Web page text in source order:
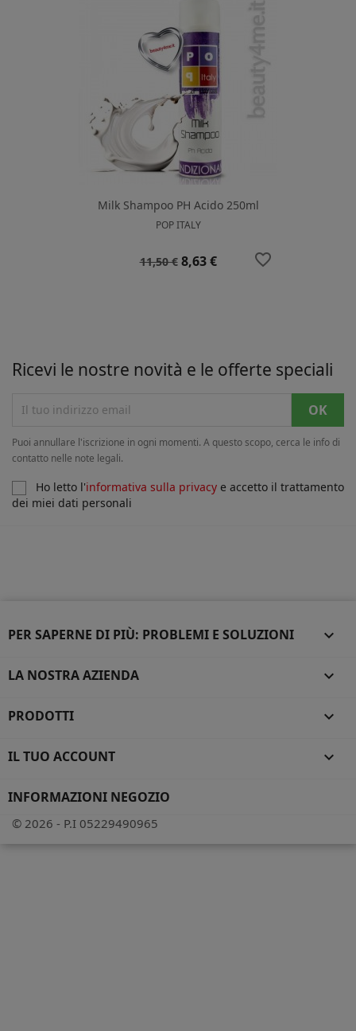
Milk Shampoo PH Acido 250ml
POP ITALY
Prezzo
11,50 € Prezzo
8,63 € favorite_border
Ricevi le nostre novità e le offerte speciali
Puoi annullare l'iscrizione in ogni momenti. A questo scopo, cerca le info di
contatto nelle note legali.
Ho letto l'informativa sulla privacy e accetto il trattamento
dei miei dati personali
PER SAPERNE DI PIÙ: PROBLEMI E SOLUZIONI 
LA NOSTRA AZIENDA 
PRODOTTI 
IL TUO ACCOUNT 
INFORMAZIONI NEGOZIO
© 2026 - P.I 05229490965